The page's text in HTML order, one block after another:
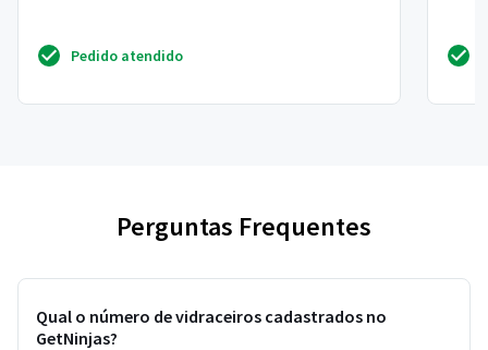
Pedido atendido
Perguntas Frequentes
Qual o número de vidraceiros cadastrados no
GetNinjas?